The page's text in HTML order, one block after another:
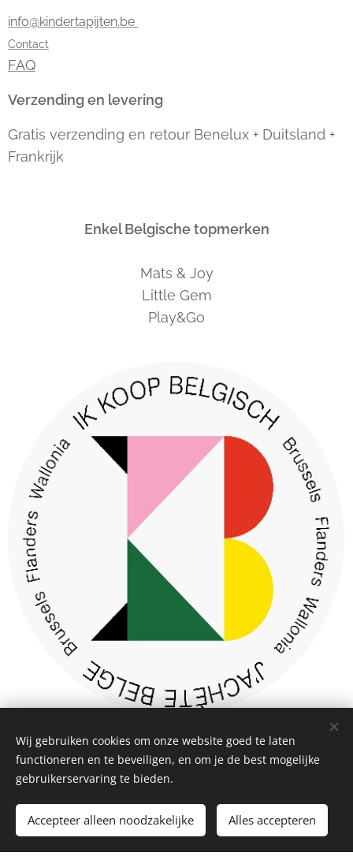
info@kindertapijten.be
Contact
FAQ
Verzending en levering
Gratis verzending en retour Benelux + Duitsland +
Frankrijk
Enkel Belgische topmerken
Mats & Joy
Little Gem
Play&Go
Algemene Voorwaarden
Talen
Français Deutsch English
Wij gebruiken cookies om onze website goed te laten
functioneren en te beveiligen, en om je de best mogelijke
gebruikerservaring te bieden.
Accepteer alleen noodzakelijke Alles accepteren